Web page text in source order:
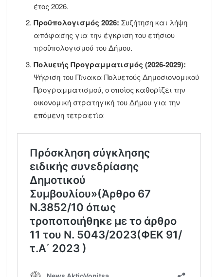
έτος 2026.
Προϋπολογισμός 2026: Συζήτηση και λήψη
απόφασης για την έγκριση του ετήσιου
προϋπολογισμού του Δήμου.
Πολυετής Προγραμματισμός (2026-2029):
Ψήφιση του Πίνακα Πολυετούς Δημοσιονομικού
Προγραμματισμού, ο οποίος καθορίζει την
οικονομική στρατηγική του Δήμου για την
επόμενη τετραετία